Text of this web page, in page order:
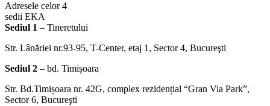
Adresele celor 4
sedii EKA
Sediul 1 – Tineretului
Str. Lânăriei nr.93-95, T-Center, etaj 1, Sector 4, Bucureşti
Sediul 2 – bd. Timișoara
Str. Bd.Timișoara nr. 42G, complex rezidențial “Gran Via Park”,
Sector 6, Bucureşti